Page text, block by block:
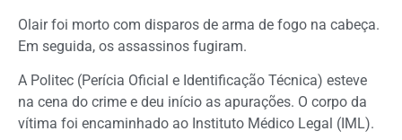
Olair foi morto com disparos de arma de fogo na cabeça.
Em seguida, os assassinos fugiram.
A Politec (Perícia Oficial e Identificação Técnica) esteve
na cena do crime e deu início as apurações. O corpo da
vítima foi encaminhado ao Instituto Médico Legal (IML).